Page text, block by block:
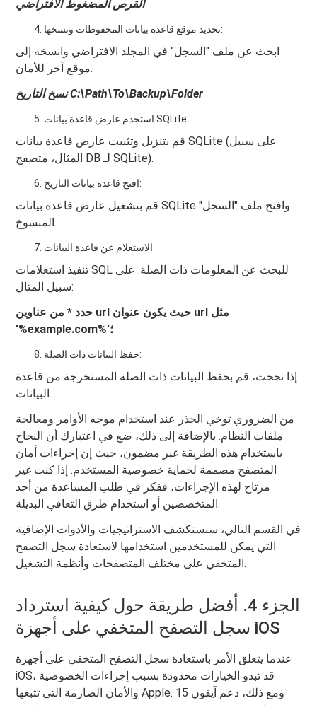
القرص المضغوط الافتراضي
تحديد موقع قاعدة بيانات المحفوظات ونسخها:
ابحث عن ملف "السجل" في المجلد الافتراضي وانسخه إلى
موقع آخر للأمان:
نسخ التاريخ C:\Path\To\Backup\Folder
استخدم عارض قاعدة بيانات SQLite:
قم بتنزيل وتثبيت عارض قاعدة بيانات SQLite (على سبيل
المثال، متصفح DB لـ SQLite).
افتح قاعدة بيانات التاريخ:
قم بتشغيل عارض قاعدة بيانات SQLite وافتح ملف "السجل"
المنسوخ.
الاستعلام عن قاعدة البيانات:
تنفيذ استعلامات SQL للبحث عن المعلومات ذات الصلة. على
سبيل المثال:
حدد * من عناوين url حيث يكون عنوان url مثل
'%example.com%'؛
حفظ البيانات ذات الصلة:
إذا نجحت، قم بحفظ البيانات ذات الصلة المستخرجة من قاعدة
البيانات.
من الضروري توخي الحذر عند استخدام موجه الأوامر ومعالجة
ملفات النظام. بالإضافة إلى ذلك، ضع في اعتبارك أن النجاح
باستخدام هذه الطريقة غير مضمون، حيث إن إجراءات أمان
المتصفح مصممة لحماية خصوصية المستخدم. إذا كنت غير
مرتاح لهذه الإجراءات، ففكر في طلب المساعدة من أحد
المتخصصين أو استخدام طرق التعافي البديلة.
في القسم التالي، سنستكشف الاستراتيجيات والأدوات الإضافية
التي يمكن للمستخدمين استخدامها لاستعادة سجل التصفح
المتخفي على مختلف المتصفحات وأنظمة التشغيل.
الجزء 4. أفضل طريقة حول كيفية استرداد
سجل التصفح المتخفي على أجهزة iOS
عندما يتعلق الأمر باستعادة سجل التصفح المتخفي على أجهزة
iOS، قد تبدو الخيارات محدودة بسبب إجراءات الخصوصية
والأمان الصارمة التي تتبعها Apple. ومع ذلك، دعم آيفون 15